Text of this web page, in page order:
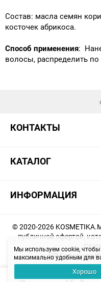
Мы используем cookie, чтобы
максимально удобным для
Хорошо
Состав: масла семян
косточек абрикоса.
Способ применения:
волосы, распределить
КОНТАКТЫ
КАТАЛОГ
ИНФОРМАЦИЯ
© 2020-2026
публичной офертой,
ИП Гафарова
Создание и
0